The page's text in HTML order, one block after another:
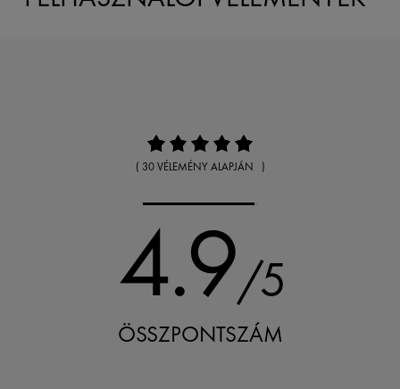
( 30 VÉLEMÉNY ALAPJÁN )
4.9/5
ÖSSZPONTSZÁM